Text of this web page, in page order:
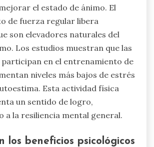
el estado de ánimo. El
de fuerza regular libera
son elevadores naturales del
Los estudios muestran que las
participan en el entrenamiento de
niveles más bajos de estrés
Esta actividad física
un sentido de logro,
a la resiliencia mental general.
los beneficios psicológicos